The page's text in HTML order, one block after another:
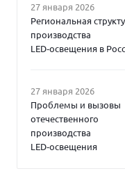
27 января 2026
Региональная
производства
LED‑освещения в
27 января 2026
Проблемы и вызовы
отечественного
производства
LED‑освещения